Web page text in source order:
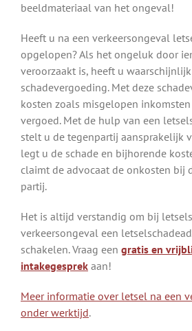
beeldmateriaal van het ongeval!
Heeft u na een verkeersongeval
opgelopen? Als het ongeluk door
veroorzaakt is, heeft u
schadevergoeding. Met deze
kosten zoals misgelopen
vergoed. Met de hulp van een
stelt u de tegenpartij aansprakelijk
legt u de schade en bijhorende
claimt de advocaat de onkosten bij
partij.
Het is altijd verstandig om bij
verkeersongeval een
schakelen. Vraag een gratis en
intakegesprek aan!
Meer informatie over letsel na een
onder werktijd.